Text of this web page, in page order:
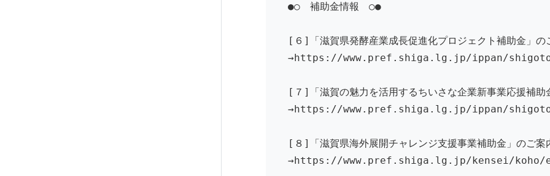
●○ 補助金情報 ○●
[６]「滋賀県発酵産業成長促進化プロジェクト補助金」の
→https://www.pref.shiga.lg.jp/ippan/
[７]「滋賀の魅力を活用するちいさな企業新事業応援補助
→https://www.pref.shiga.lg.jp/ippan/
[８]「滋賀県海外展開チャレンジ支援事業補助金」のご案
→https://www.pref.shiga.lg.jp/kensei/koho/